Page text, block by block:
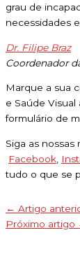
grau de
necessidades
Dr. Filipe Braz
Coordenador
Marque a sua
e Saúde Visual
formulário de
Siga as nossas
Facebook
tudo o que se
← Artigo
Próximo artigo